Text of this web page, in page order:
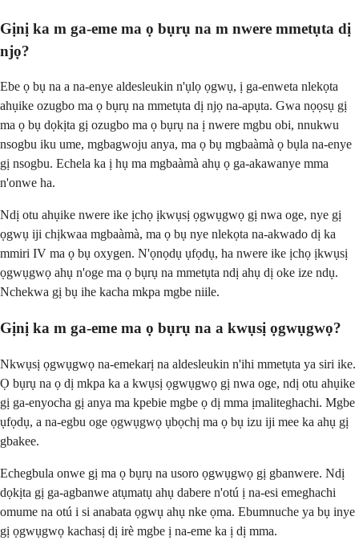
Gịnị ka m ga-eme ma ọ bụrụ na m nwere mmetụta dị
njọ?
Ebe ọ bụ na a na-enye aldesleukin n'ụlọ ọgwụ, ị ga-enweta nlekọta
ahụike ozugbo ma ọ bụrụ na mmetụta dị njọ na-apụta. Gwa nọọsụ gị
ma ọ bụ dọkịta gị ozugbo ma ọ bụrụ na ị nwere mgbu obi, nnukwu
nsogbu iku ume, mgbagwoju anya, ma ọ bụ mgbaàmà ọ bụla na-enye
gị nsogbu. Echela ka ị hụ ma mgbaàmà ahụ ọ ga-akawanye mma
n'onwe ha.
Ndị otu ahụike nwere ike ịchọ ịkwụsị ọgwụgwọ gị nwa oge, nye gị
ọgwụ iji chịkwaa mgbaàmà, ma ọ bụ nye nlekọta na-akwado dị ka
mmiri IV ma ọ bụ oxygen. N'ọnọdụ ụfọdụ, ha nwere ike ịchọ ịkwụsị
ọgwụgwọ ahụ n'oge ma ọ bụrụ na mmetụta ndị ahụ dị oke ize ndụ.
Nchekwa gị bụ ihe kacha mkpa mgbe niile.
Gịnị ka m ga-eme ma ọ bụrụ na a kwụsị ọgwụgwọ?
Nkwụsị ọgwụgwọ na-emekarị na aldesleukin n'ihi mmetụta ya siri ike.
Ọ bụrụ na ọ dị mkpa ka a kwụsị ọgwụgwọ gị nwa oge, ndị otu ahụike
gị ga-enyocha gị anya ma kpebie mgbe ọ dị mma ịmaliteghachi. Mgbe
ụfọdụ, a na-egbu oge ọgwụgwọ ụbọchị ma ọ bụ izu iji mee ka ahụ gị
gbakee.
Echegbula onwe gị ma ọ bụrụ na usoro ọgwụgwọ gị gbanwere. Ndị
dọkịta gị ga-agbanwe atụmatụ ahụ dabere n'otú ị na-esi emeghachi
omume na otú i si anabata ọgwụ ahụ nke ọma. Ebumnuche ya bụ inye
gị ọgwụgwọ kachasị dị irè mgbe ị na-eme ka ị dị mma.